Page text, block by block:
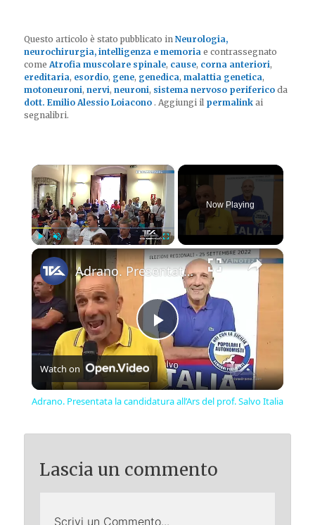
Questo articolo è stato pubblicato inNeurologia,
neurochirurgia, intelligenza e memoria e contrassegnato
comeAtrofia muscolare spinale, cause, corna anteriori,
ereditaria, esordio, gene, genedica,malattia genetica,
motoneuroni,nervi,neuroni, sistema nervoso periferico da
dott. Emilio Alessio Loiacono . Aggiungi il permalink ai
segnalibri.
×
Now Playing
×
Play
Video
Adrano. Presentata la candidatura all’Ars del prof. Salvo Italia
Watch on
Adrano. Presentata la candidatura all’Ars del prof. Salvo Italia
Lascia un commento
Scrivi un Commento...